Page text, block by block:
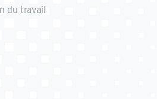
du travail